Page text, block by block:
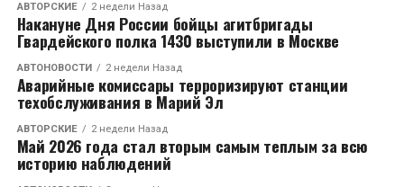
АВТОРСКИЕ 2 недели Назад
Накануне Дня России бойцы агитбригады
Гвардейского полка 1430 выступили в Москве
АВТОНОВОСТИ 2 недели Назад
Аварийные комиссары терроризируют станции
техобслуживания в Марий Эл
АВТОРСКИЕ 2 недели Назад
Май 2026 года стал вторым самым теплым за всю
историю наблюдений